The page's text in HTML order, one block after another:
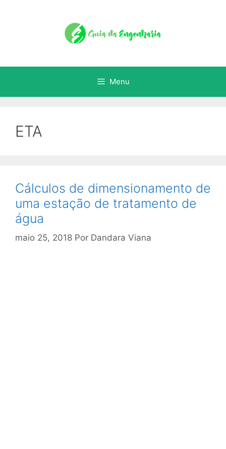
Menu
ETA
Cálculos de dimensionamento de
uma estação de tratamento de
água
maio 25, 2018 Por Dandara Viana